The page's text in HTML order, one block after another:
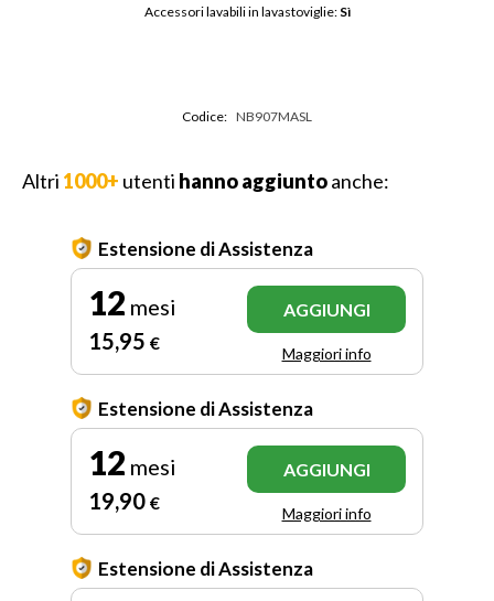
Accessori lavabili in lavastoviglie: Sì
Codice: NB907MASL
Altri 1000+ utenti hanno aggiuntoanche:
Estensione di Assistenza
12 mesi
15,95 €
AGGIUNGI
Maggiori info
Estensione di Assistenza
12 mesi
19,90 €
AGGIUNGI
Maggiori info
Estensione di Assistenza